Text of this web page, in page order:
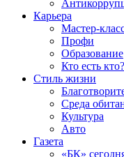
Карьера
Мастер-
Профи
Образование
Кто есть кто?
Стиль жизни
Среда
Культура
Авто
Газета
«БК»